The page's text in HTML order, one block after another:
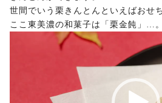
世間でいう栗きんとんといえばおせ
ここ東美濃の和菓子は「栗金飩」…